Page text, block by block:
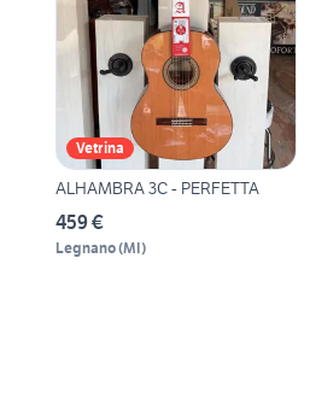
Vetrina
ALHAMBRA 3C - PERFETTA
459 €
Legnano(MI)